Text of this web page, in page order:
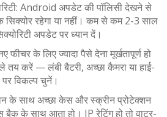
Android अपडेट की पॉलिसी देखने से
सिक्योर रहेगा या नहीं। कम से कम 2-3 साल
अपडेट पर ध्यान दें।
फीचर के लिए ज्यादा पैसे देना मूर्खतापूर्ण हो
करें — लंबी बैटरी, अच्छा कैमरा या हाई-
विकल्प चुनें।
के साथ अच्छा केस और स्क्रीन प्रोटेक्शन
के साथ आता हो। IP रेटिंग हो तो वाटर-